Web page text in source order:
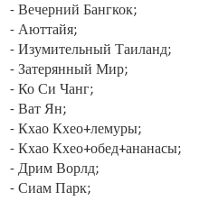
- Вечерний Бангкок;
- Аюттайя;
- Изумительный Таиланд;
- Затерянный Мир;
- Ко Си Чанг;
- Ват Ян;
- Кхао Кхео+лемуры;
- Кхао Кхео+обед+ананасы;
- Дрим Ворлд;
- Сиам Парк;